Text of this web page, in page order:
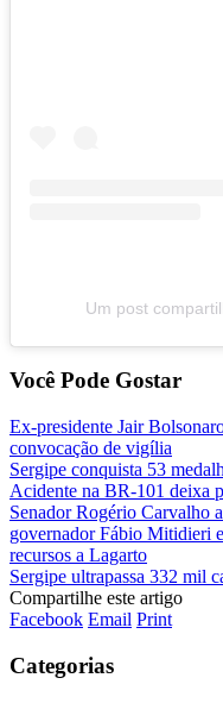
Um post
Você Pode Gostar
Ex-presidente Jair
convocação de vigília
Sergipe conquista 53
Acidente na BR-101 deixa
Senador Rogério Carvalho
governador Fábio Mitidieri
recursos a Lagarto
Sergipe ultrapassa 332 mil
Compartilhe este artigo
Facebook Email Print
Categorias